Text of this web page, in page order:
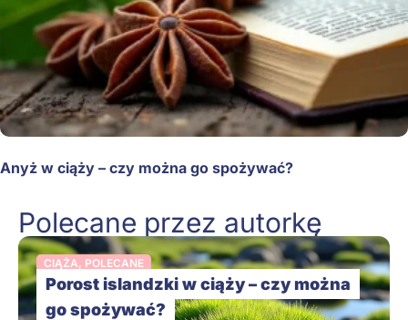
Anyż w ciąży – czy można go spożywać?
Polecane przez autorkę
CIĄŻA, POLECANE
Porost islandzki w ciąży – czy można
go spożywać?